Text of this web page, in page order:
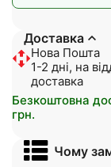
Доставка
Нова Пошта
1-2 дні, на
доставка
Безкоштовна
грн.
Чому